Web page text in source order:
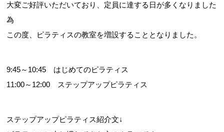
交野市施設予約システム
大変ご好評いただいており、定員に達する日が多くなりました
為
この度、ピラティスの教室を増設することとなりました。
9:45～10:45 はじめてのピラティス
11:00～12:00 ステップアップピラティス
ステップアップピラティス紹介文↓